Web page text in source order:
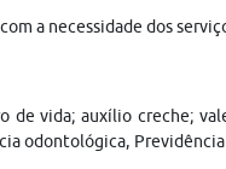
a necessidade dos
de vida; auxílio creche;
odontológica, Previdência